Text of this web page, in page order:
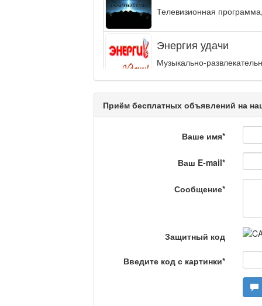
Телевизионная
Энергия удачи
Музыкально-
Кәусар
На полицейской
Еженедельный обзор
Люди в кадре
Актуальный
Приём бесплатных объявлений на
Ваше имя*
Ваш E-mail*
Сообщение*
Защитный код
Введите код с картинки*